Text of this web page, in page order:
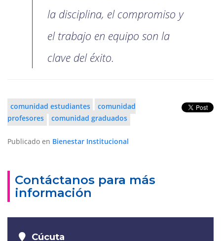
la disciplina, el compromiso y
el trabajo en equipo son la
clave del éxito.
comunidad estudiantes
comunidad
profesores
comunidad graduados
Publicado en Bienestar Institucional
Contáctanos para más
información
Cúcuta